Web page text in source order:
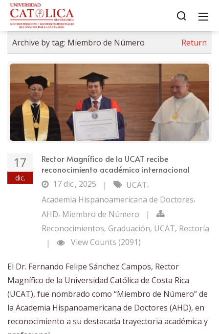
Archive by tag: Miembro de Número Return
17
dic.
Rector Magnífico de la UCAT recibe
reconocimiento académico internacional
17 dic., 2025
| UCAT,
Academia Hispanoamericana de Doctores,
AHD, Miembro de Número
|
Reconocimientos, Graduación, UCAT, Rectoría
|
View Counts (2091)
El Dr. Fernando Felipe Sánchez Campos, Rector
Magnífico de la Universidad Católica de Costa Rica
(UCAT), fue nombrado como “Miembro de Número” de
la Academia Hispanoamericana de Doctores (AHD), en
reconocimiento a su destacada trayectoria académica y